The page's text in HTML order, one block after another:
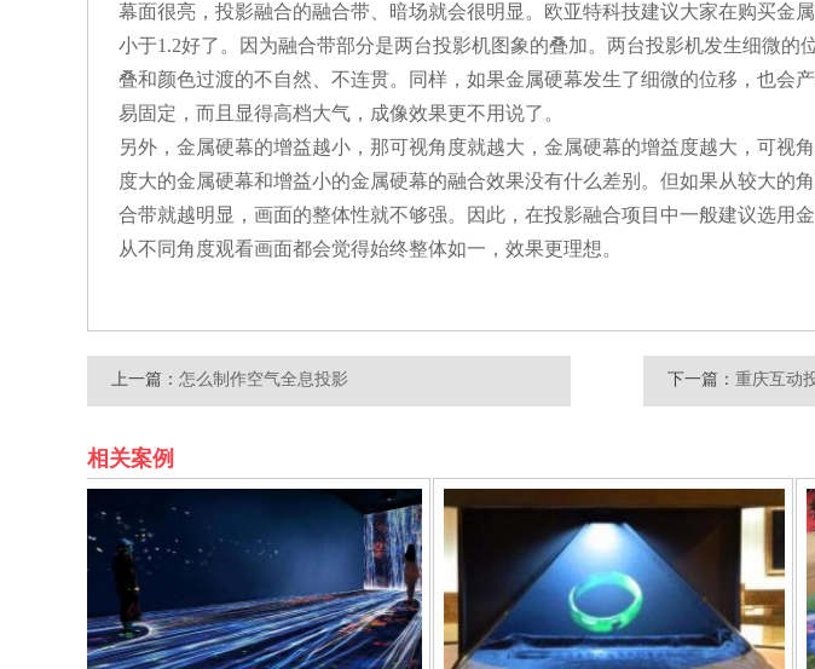
幕面很亮，投影融合的融合带、暗场就会很明显。欧亚特科技建议大家在购买金
小于1.2好了。因为融合带部分是两台投影机图象的叠加。两台投影机发生细微的
叠和颜色过渡的不自然、不连贯。同样，如果金属硬幕发生了细微的位移，也会
易固定，而且显得高档大气，成像效果更不用说了。
另外，金属硬幕的增益越小，那可视角度就越大，金属硬幕的增益度越大，可视
度大的金属硬幕和增益小的金属硬幕的融合效果没有什么差别。但如果从较大的
合带就越明显，画面的整体性就不够强。因此，在投影融合项目中一般建议选用
从不同角度观看画面都会觉得始终整体如一，效果更理想。
上一篇： 怎么制作空气全息投影 下一篇： 重庆互动
相关案例